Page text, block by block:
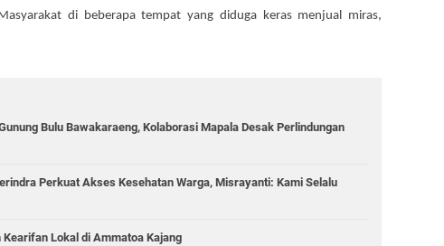
di beberapa tempat yang diduga keras menjual miras,
Bulu Bawakaraeng, Kolaborasi Mapala Desak Perlindungan
Perkuat Akses Kesehatan Warga, Misrayanti: Kami Selalu
Lokal di Ammatoa Kajang